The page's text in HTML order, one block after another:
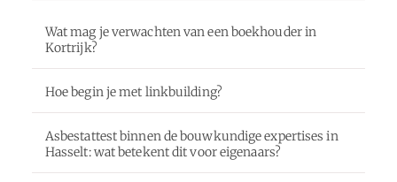
Wat mag je verwachten van een boekhouder in
Kortrijk?
Hoe begin je met linkbuilding?
Asbestattest binnen de bouwkundige expertises in
Hasselt: wat betekent dit voor eigenaars?